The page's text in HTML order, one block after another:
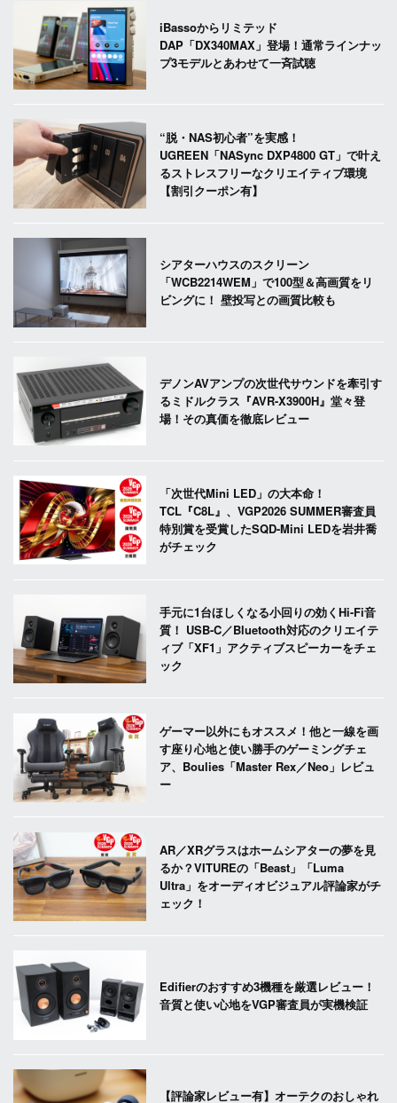
iBassoからリミテッド
DAP「DX340MAX」登場！通常ラインナッ
プ3モデルとあわせて一斉試聴
“脱・NAS初心者”を実感！
UGREEN「NASync DXP4800 GT」で叶え
るストレスフリーなクリエイティブ環境
【割引クーポン有】
シアターハウスのスクリーン
「WCB2214WEM」で100型＆高画質をリ
ビングに！ 壁投写との画質比較も
デノンAVアンプの次世代サウンドを牽引す
るミドルクラス『AVR-X3900H』堂々登
場！その真価を徹底レビュー
「次世代Mini LED」の大本命！
TCL『C8L』、VGP2026 SUMMER審査員
特別賞を受賞したSQD-Mini LEDを岩井喬
がチェック
手元に1台ほしくなる小回りの効くHi-Fi音
質！ USB-C／Bluetooth対応のクリエイテ
ィブ「XF1」アクティブスピーカーをチェ
ック
ゲーマー以外にもオススメ！他と一線を画
す座り心地と使い勝手のゲーミングチェ
ア、Boulies「Master Rex／Neo」レビュ
ー
AR／XRグラスはホームシアターの夢を見
るか？VITUREの「Beast」「Luma
Ultra」をオーディオビジュアル評論家がチ
ェック！
Edifierのおすすめ3機種を厳選レビュー！
音質と使い心地をVGP審査員が実機検証
【評論家レビュー有】オーテクのおしゃれ